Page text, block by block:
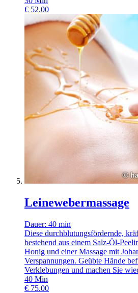
€ 52.00
Leinewebermassage
Dauer: 40 min
Diese durchblutungsfördernde,
bestehend aus einem Salz-Öl-
Honig und einer Massage mit
Verspannungen. Geübte Hände
Verklebungen und machen Sie
40 Min
€ 75.00